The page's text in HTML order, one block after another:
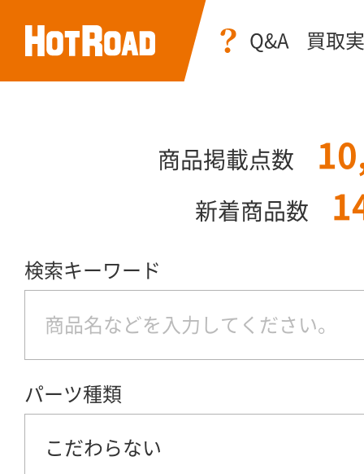
Q&A 買取
商品掲載点数
新着商品数
検索キーワード
パーツ種類
こだわらない